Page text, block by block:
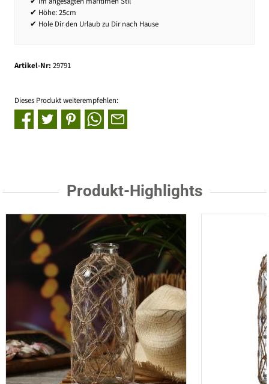
✔ Höhe: 25cm
✔ Hole Dir den Urlaub zu Dir nach Hause
Artikel-Nr: 29791
Dieses Produkt weiterempfehlen:
Produkt-Highlights